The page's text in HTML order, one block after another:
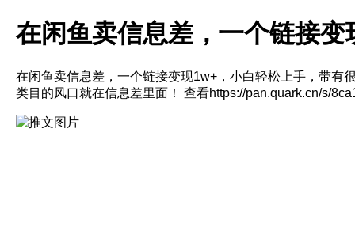
在闲鱼卖信息差，一个链接变
在闲鱼卖信息差，一个链接变现1w+，小白轻松上手，带有
类目的风口就在信息差里面！ 查看https://pan.quark.cn/s/